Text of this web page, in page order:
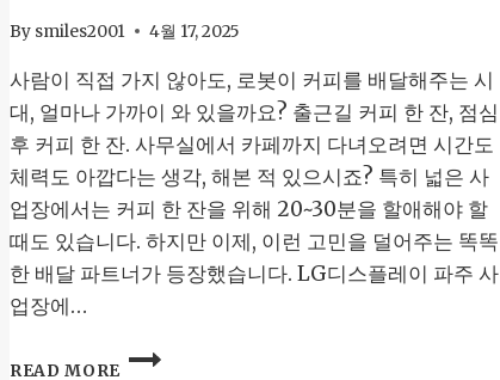
By smiles2001 4월 17, 2025
사람이 직접 가지 않아도, 로봇이 커피를 배달해주는 시
대, 얼마나 가까이 와 있을까요? 출근길 커피 한 잔, 점심
후 커피 한 잔. 사무실에서 카페까지 다녀오려면 시간도
체력도 아깝다는 생각, 해본 적 있으시죠? 특히 넓은 사
업장에서는 커피 한 잔을 위해 20~30분을 할애해야 할
때도 있습니다. 하지만 이제, 이런 고민을 덜어주는 똑똑
한 배달 파트너가 등장했습니다. LG디스플레이 파주 사
업장에…
READ MORE
로